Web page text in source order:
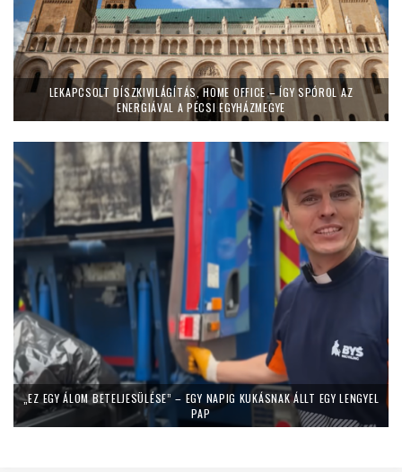
LEKAPCSOLT DÍSZKIVILÁGÍTÁS, HOME OFFICE – ÍGY SPÓROL AZ
ENERGIÁVAL A PÉCSI EGYHÁZMEGYE
„EZ EGY ÁLOM BETELJESÜLÉSE” – EGY NAPIG KUKÁSNAK ÁLLT EGY LENGYEL
PAP